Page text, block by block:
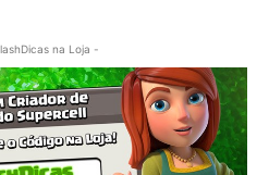
na Loja -